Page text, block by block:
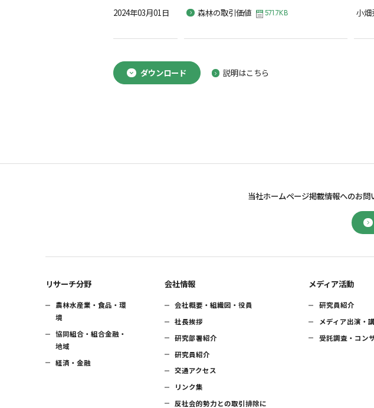
2024年03月01日 森林の取引価値 571.7KB 小畑
ダウンロード 説明はこちら
当社ホームページ掲載情報へのお問
リサーチ分野
農林水産業・食品・環
境
協同組合・組合金融・
地域
経済・金融
会社情報
会社概要・組織図・役員
社長挨拶
研究部署紹介
研究員紹介
交通アクセス
リンク集
反社会的勢力との取引排除に
メディア活動
研究員紹介
メディア出演・
受託調査・コン